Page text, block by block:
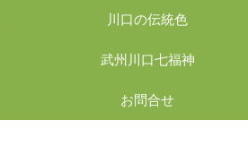
川口の伝統色
武州川口七福神
お問合せ